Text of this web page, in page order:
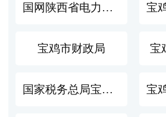
国网陕西省电力有限公司宝鸡供电公司
宝鸡市财政局 宝
国家税务总局宝鸡市税务局